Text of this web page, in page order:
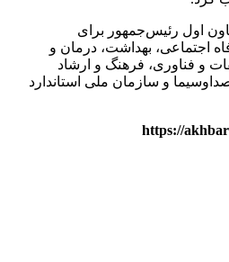
اول رئیس‌جمهور برای
اجتماعی، بهداشت، درمان و
و فناوری، فرهنگ و ارشاد
و سازمان ملی استاندارد
https://